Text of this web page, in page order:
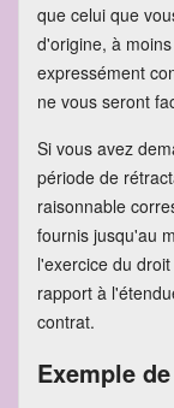
que celui que
d'origine, à
expressément
ne vous seront
Si vous avez
période de
raisonnable
fournis jusqu'au
l'exercice du
rapport à
contrat.
Exemple